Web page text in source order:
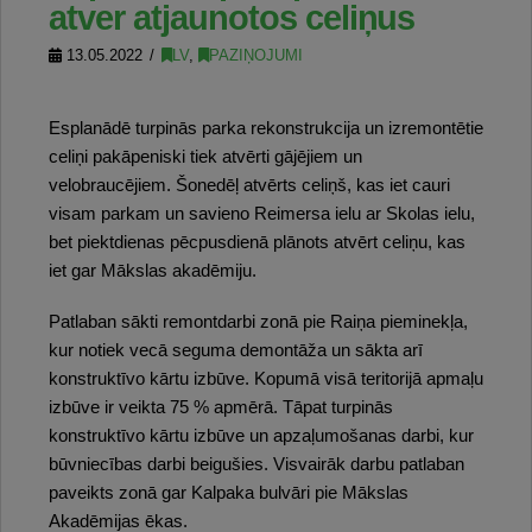
atver atjaunotos celiņus
13.05.2022 LV, PAZIŅOJUMI
Esplanādē turpinās parka rekonstrukcija un izremontētie
celiņi pakāpeniski tiek atvērti gājējiem un
velobraucējiem. Šonedēļ atvērts celiņš, kas iet cauri
visam parkam un savieno Reimersa ielu ar Skolas ielu,
bet piektdienas pēcpusdienā plānots atvērt celiņu, kas
iet gar Mākslas akadēmiju.
Patlaban sākti remontdarbi zonā pie Raiņa pieminekļa,
kur notiek vecā seguma demontāža un sākta arī
konstruktīvo kārtu izbūve. Kopumā visā teritorijā apmaļu
izbūve ir veikta 75 % apmērā. Tāpat turpinās
konstruktīvo kārtu izbūve un apzaļumošanas darbi, kur
būvniecības darbi beigušies. Visvairāk darbu patlaban
paveikts zonā gar Kalpaka bulvāri pie Mākslas
Akadēmijas ēkas.